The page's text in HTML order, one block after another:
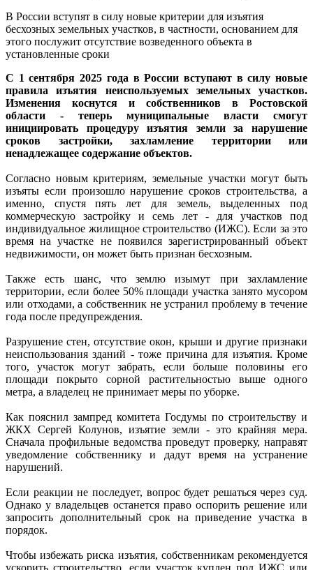
В России вступят в силу новые критерии для изъятия
бесхозных земельных участков, в частности, основанием для
этого послужит отсутствие возведенного объекта в
установленные сроки
С 1 сентября 2025 года в России вступают в силу новые
правила изъятия неиспользуемых земельных участков.
Изменения коснутся и собственников в Ростовской
области - теперь муниципальные власти смогут
инициировать процедуру изъятия земли за нарушение
сроков застройки, захламление территории или
ненадлежащее содержание объектов.
Согласно новым критериям, земельные участки могут быть
изъяты если произошло нарушение сроков строительства, а
именно, спустя пять лет для земель, выделенных под
коммерческую застройку и семь лет - для участков под
индивидуальное жилищное строительство (ИЖС). Если за это
время на участке не появился зарегистрированный объект
недвижимости, он может быть признан бесхозным.
Также есть шанс, что землю изымут при захламление
территории, если более 50% площади участка занято мусором
или отходами, а собственник не устранил проблему в течение
года после предупреждения.
Разрушение стен, отсутствие окон, крыши и другие признаки
неиспользования зданий - тоже причина для изъятия. Кроме
того, участок могут забрать, если больше половины его
площади покрыто сорной растительностью выше одного
метра, а владелец не принимает меры по уборке.
Как пояснил зампред комитета Госдумы по строительству и
ЖКХ Сергей Колунов, изъятие земли - это крайняя мера.
Сначала профильные ведомства проведут проверку, направят
уведомление собственнику и дадут время на устранение
нарушений.
Если реакции не последует, вопрос будет решаться через суд.
Однако у владельцев останется право оспорить решение или
запросить дополнительный срок на приведение участка в
порядок.
Чтобы избежать риска изъятия, собственникам рекомендуется